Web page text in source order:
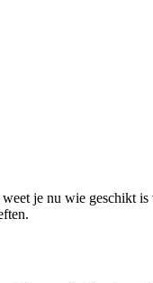
je nu wie geschikt